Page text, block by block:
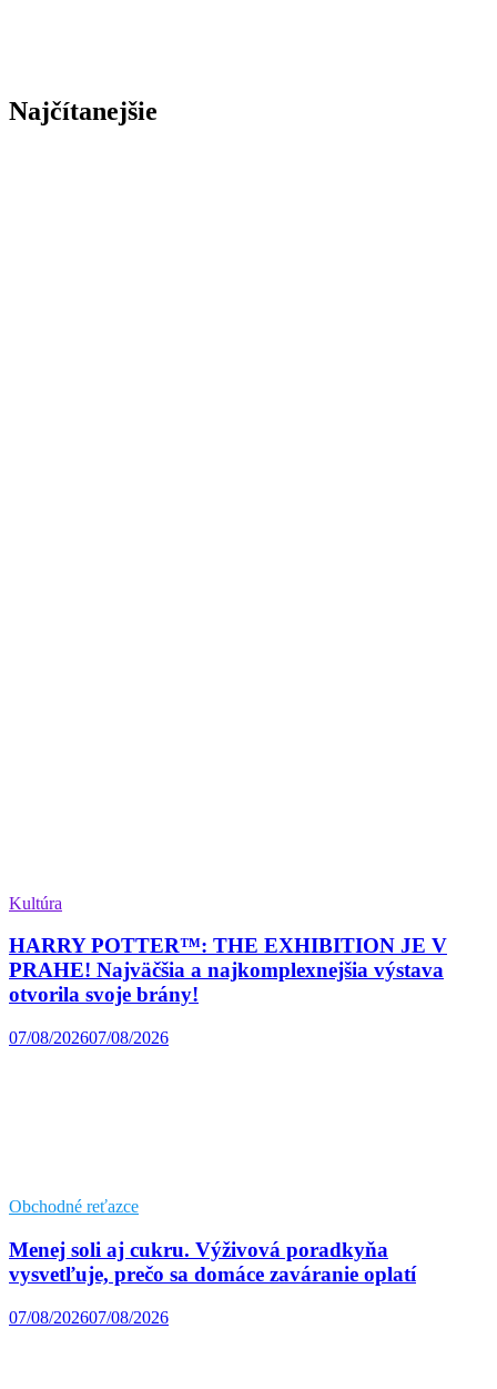
Najčítanejšie
Kultúra
HARRY POTTER™: THE EXHIBITION JE V
PRAHE! Najväčšia a najkomplexnejšia výstava
otvorila svoje brány!
07/08/202607/08/2026
Obchodné reťazce
Menej soli aj cukru. Výživová poradkyňa
vysvetľuje, prečo sa domáce zaváranie oplatí
07/08/202607/08/2026